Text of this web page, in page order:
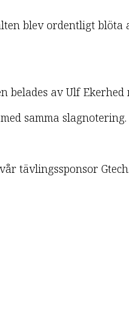
blev ordentligt
belades av Ulf Ekerhed
samma slagnotering.
tävlingssponsor Gtech.